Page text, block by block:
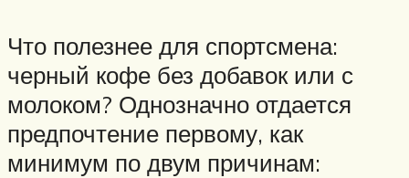
Что полезнее для спортсмена:
черный кофе без добавок или с
молоком? Однозначно отдается
предпочтение первому, как
минимум по двум причинам: